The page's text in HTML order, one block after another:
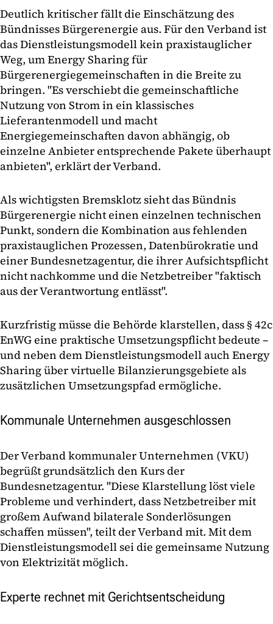
Deutlich kritischer fällt die Einschätzung des
Bündnisses Bürgerenergie aus. Für den Verband ist
das Dienstleistungsmodell kein praxistauglicher
Weg, um Energy Sharing für
Bürgerenergiegemeinschaften in die Breite zu
bringen. "Es verschiebt die gemeinschaftliche
Nutzung von Strom in ein klassisches
Lieferantenmodell und macht
Energiegemeinschaften davon abhängig, ob
einzelne Anbieter entsprechende Pakete überhaupt
anbieten", erklärt der Verband.
Als wichtigsten Bremsklotz sieht das Bündnis
Bürgerenergie nicht einen einzelnen technischen
Punkt, sondern die Kombination aus fehlenden
praxistauglichen Prozessen, Datenbürokratie und
einer Bundesnetzagentur, die ihrer Aufsichtspflicht
nicht nachkomme und die Netzbetreiber "faktisch
aus der Verantwortung entlässt".
Kurzfristig müsse die Behörde klarstellen, dass § 42c
EnWG eine praktische Umsetzungspflicht bedeute –
und neben dem Dienstleistungsmodell auch Energy
Sharing über virtuelle Bilanzierungsgebiete als
zusätzlichen Umsetzungspfad ermögliche.
Kommunale Unternehmen ausgeschlossen
Der Verband kommunaler Unternehmen (VKU)
begrüßt grundsätzlich den Kurs der
Bundesnetzagentur. "Diese Klarstellung löst viele
Probleme und verhindert, dass Netzbetreiber mit
großem Aufwand bilaterale Sonderlösungen
schaffen müssen", teilt der Verband mit. Mit dem
Dienstleistungsmodell sei die gemeinsame Nutzung
von Elektrizität möglich.
Experte rechnet mit Gerichtsentscheidung